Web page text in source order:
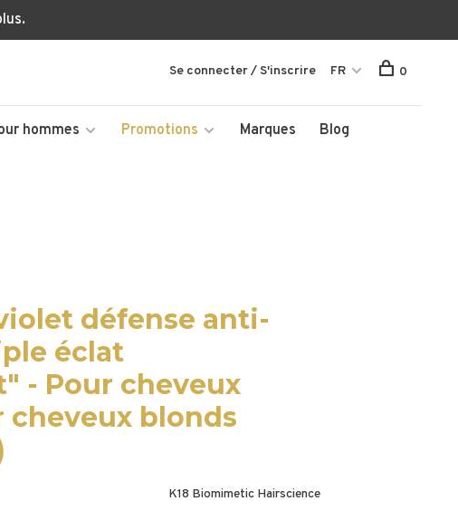
hommes Promotions Marques Blog
Se connecter / S'inscrire FR 0
défense anti-
éclat
- Pour cheveux
cheveux blonds
K18 Biomimetic Hairscience